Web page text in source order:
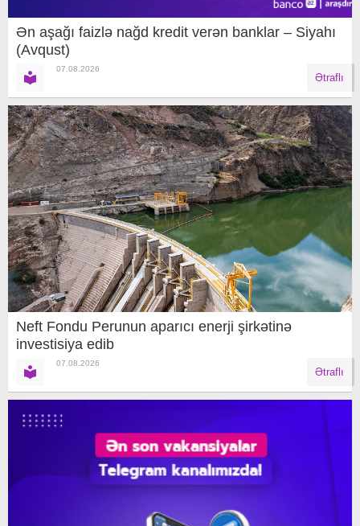
Ən aşağı faizlə nağd kredit verən banklar – Siyahı
(Avqust)
07.08.2026
Ətraflı
Neft Fondu Perunun aparıcı enerji şirkətinə
investisiya edib
07.08.2026
Ətraflı